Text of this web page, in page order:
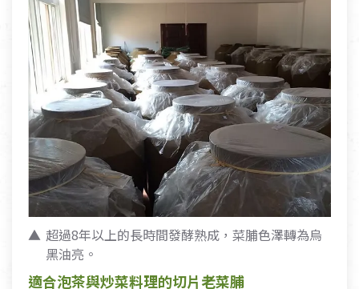
超過8年以上的長時間發酵熟成，菜脯色澤轉為烏
黑油亮。
適合泡茶與炒菜料理的切片老菜脯